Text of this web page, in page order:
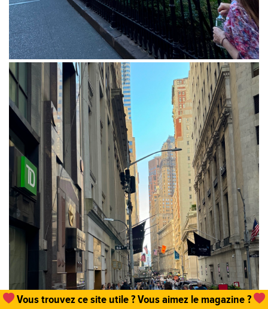
abonnement, une commande de numéroet hop,
vous permettez que tout cela existe !